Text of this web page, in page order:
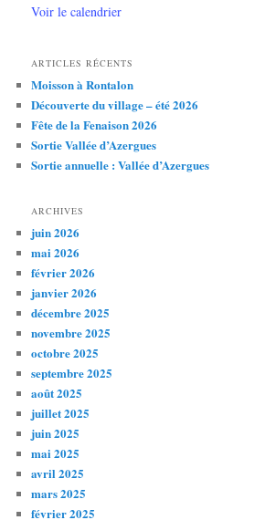
Voir le calendrier
ARTICLES RÉCENTS
Moisson à Rontalon
Découverte du village – été 2026
Fête de la Fenaison 2026
Sortie Vallée d’Azergues
Sortie annuelle : Vallée d’Azergues
ARCHIVES
juin 2026
mai 2026
février 2026
janvier 2026
décembre 2025
novembre 2025
octobre 2025
septembre 2025
août 2025
juillet 2025
juin 2025
mai 2025
avril 2025
mars 2025
février 2025